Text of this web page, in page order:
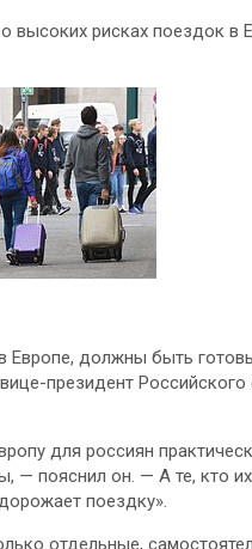
высоких рисках поездок в
Европе, должны быть
президент
для россиян
пояснил он. — А те, кто
поездку».
отдельные,